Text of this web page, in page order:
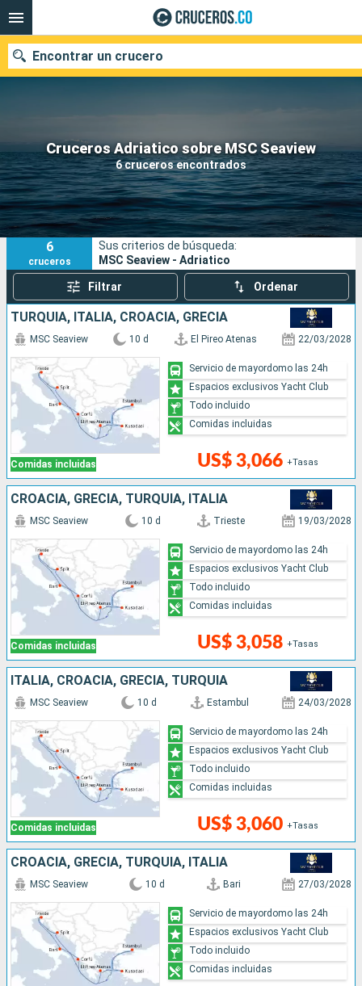
Cruceros Adriatico sobre MSC Seaview
6 cruceros encontrados
Encontrar un crucero
Fecha de salida
Buscar
6
cruceros
Sus criterios de búsqueda:
MSC Seaview - Adriatico
Filtrar Ordenar
TURQUÍA, ITALIA, CROACIA, GRECIA
Comidas incluidas
MSC Seaview 10 d El Pireo Atenas 22/03/2028
US$ 3,066 +Tasas
Servicio de mayordomo las 24h
Espacios exclusivos Yacht Club
Todo incluido
Comidas incluidas
CROACIA, GRECIA, TURQUÍA, ITALIA
Comidas incluidas
MSC Seaview 10 d Trieste 19/03/2028
US$ 3,058 +Tasas
Servicio de mayordomo las 24h
Espacios exclusivos Yacht Club
Todo incluido
Comidas incluidas
ITALIA, CROACIA, GRECIA, TURQUÍA
Comidas incluidas
MSC Seaview 10 d Estambul 24/03/2028
US$ 3,060 +Tasas
Servicio de mayordomo las 24h
Espacios exclusivos Yacht Club
Todo incluido
Comidas incluidas
CROACIA, GRECIA, TURQUÍA, ITALIA
MSC Seaview 10 d Bari 27/03/2028
Servicio de mayordomo las 24h
Espacios exclusivos Yacht Club
Todo incluido
Comidas incluidas